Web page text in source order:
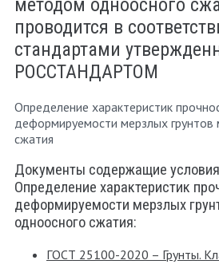
методом одноосного
проводится в
стандартами
РОССТАНДАРТОМ
Определение характеристик
деформируемости мерзлых
сжатия
Документы содержащие
Определение характеристик
деформируемости мерзлых
одноосного сжатия:
ГОСТ 25100-2020 – Грунты.